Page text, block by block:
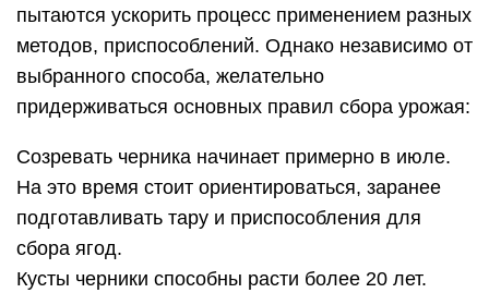
пытаются ускорить процесс применением разных
методов, приспособлений. Однако независимо от
выбранного способа, желательно
придерживаться основных правил сбора урожая:
Созревать черника начинает примерно в июле.
На это время стоит ориентироваться, заранее
подготавливать тару и приспособления для
сбора ягод.
Кусты черники способны расти более 20 лет.